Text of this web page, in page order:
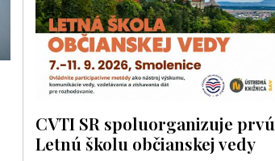
CVTI SR spoluorganizuje prvú
Letnú školu občianskej vedy